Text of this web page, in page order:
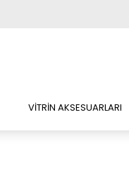
VİTRİN AKSESUARLARI